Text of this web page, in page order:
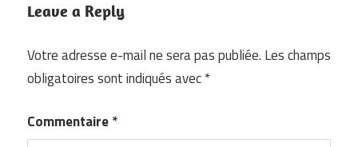
Leave a Reply
Votre adresse e-mail ne sera pas publiée. Les champs
obligatoires sont indiqués avec*
Commentaire*